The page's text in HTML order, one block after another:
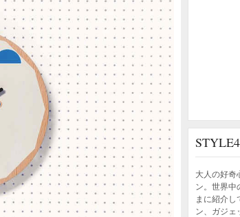
大人の好奇
ン。世界中
まに紹介し
ン、ガジェ